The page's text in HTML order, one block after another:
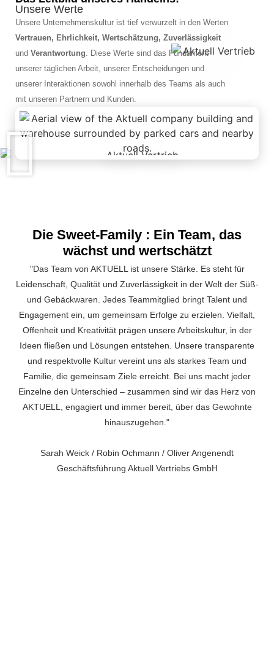
Unsere Werte
Unsere Unternehmenskultur ist tief verwurzelt in den Werten
Vertrauen, Ehrlichkeit, Wertschätzung, Zuverlässigkeit
und Verantwortung . Diese Werte sind das Fundament
unserer täglichen Arbeit, unserer Entscheidungen und
unserer Interaktionen sowohl innerhalb des Teams als auch
mit unseren Partnern und Kunden.
Die Sweet-Family : Ein Team, das
wächst und wertschätzt
"Das Team von AKTUELL ist unsere Stärke. Es steht für
Leidenschaft, Qualität und Zuverlässigkeit in der Welt der Süß-
und Gebäckwaren. Jedes Teammitglied bringt Talent und
Engagement ein, um gemeinsam Erfolge zu erzielen. Vielfalt,
Offenheit und Kreativität prägen unsere Arbeitskultur, in der
Ideen fließen und Lösungen entstehen. Unsere transparente
und respektvolle Kultur vereint uns als starkes Team und
Familie, die gemeinsam Ziele erreicht. Bei uns macht jeder
Einzelne den Unterschied – zusammen sind wir das Herz von
AKTUELL, engagiert und immer bereit, über das Gewohnte
hinauszugehen."
Sarah Weick / Robin Ochmann / Oliver Angenendt
Geschäftsführung Aktuell Vertriebs GmbH